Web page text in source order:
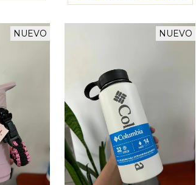
NUEVO NUEVO